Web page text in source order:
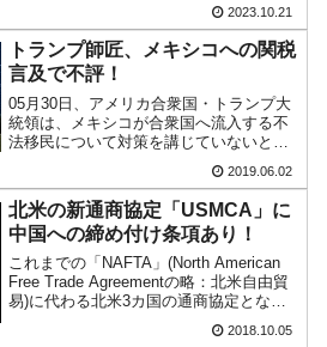
株価操作であり、空前の国政壟断
職員が「丸刈りになって抗議活
が鉄鋼輸出を異常増加させる ⇒ 中
む。
業「半導体絶好調」のウラで他業種
示す現況は決して良くない。
突案件】韓国消費者院が『クーパ
ウォンを認定 ⇒ 総額3兆7,000億
足）。下落の最中ですが、ここで
「2,351」近辺の支持線を抜かれると、
「2...
2023.10.21
トランプ師匠、メキシコへの関税
言及で不評！
05月30日、アメリカ合衆国・トランプ大
統領は、メキシコが合衆国へ流入する不
法移民について対策を講じていないとし
の輸入品目に対して5％の関税を賦課す
る」と発表しました。しかも、メキシコ
がそれでも対策を...
2019.06.02
北米の新通商協定「USMCA」に
中国への締め付け条項あり！
これまでの「NAFTA」(North American
Free Trade Agreementの略：北米自由貿
易)に代わる北米3カ国の通商協定となっ
2018.10.05